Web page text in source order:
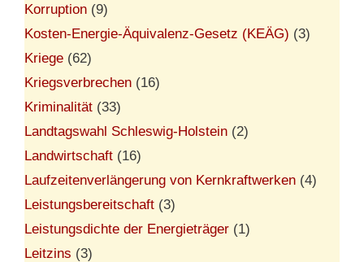
Korruption (9)
Kosten-Energie-Äquivalenz-Gesetz (KEÄG) (3)
Kriege (62)
Kriegsverbrechen (16)
Kriminalität (33)
Landtagswahl Schleswig-Holstein (2)
Landwirtschaft (16)
Laufzeitenverlängerung von Kernkraftwerken (4)
Leistungsbereitschaft (3)
Leistungsdichte der Energieträger (1)
Leitzins (3)